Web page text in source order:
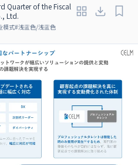
Quarter of the Fiscal
Ltd.
模式#浅蓝色/浅蓝色